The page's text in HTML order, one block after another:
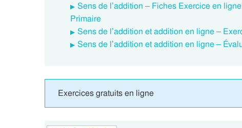
Sens de l’addition – Fiches Exercice en
Primaire
Sens de l’addition et addition en ligne –
Sens de l’addition et addition en ligne –
Exercices gratuits en ligne